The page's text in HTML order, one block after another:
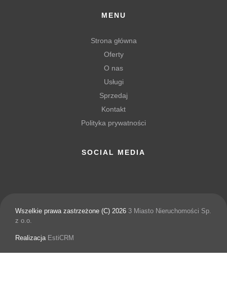
MENU
Strona główna
Oferty
O nas
Usługi
Sprzedaj
Kontakt
Polityka prywatności
SOCIAL MEDIA
Wszelkie prawa zastrzeżone (C) 2026 3 Miasto Nieruchomości Sp.
z o.o.
Realizacja EstiCRM